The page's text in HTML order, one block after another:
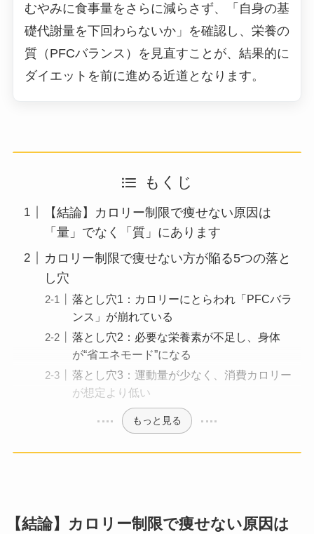
むやみに食事量をさらに減らさず、「自身の基
礎代謝量を下回わらないか」を確認し、栄養の
質（PFCバランス）を見直すことが、結果的に
ダイエットを前に進める近道となります。
もくじ
【結論】カロリー制限で痩せない原因は
「量」でなく「質」にあります
カロリー制限で痩せない方が陥る5つの落と
し穴
落とし穴1：カロリーにとらわれ「PFCバラ
ンス」が崩れている
落とし穴2：必要な栄養素が不足し、身体
が“省エネモード”になる
落とし穴3：運動量が少なく、消費カロリー
が想定より低い
もっと見る
【結論】カロリー制限で痩せない原因は